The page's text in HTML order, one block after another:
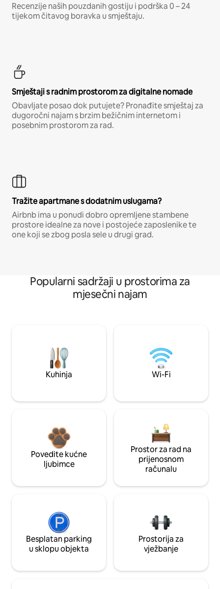
Recenzije naših pouzdanih gostiju i podrška 0 – 24
tijekom čitavog boravka u smještaju.
Smještaji s radnim prostorom za digitalne nomade
Obavljate posao dok putujete? Pronađite smještaj za
dugoročni najam s brzim bežičnim internetom i
posebnim prostorom za rad.
Tražite apartmane s dodatnim uslugama?
Airbnb ima u ponudi dobro opremljene stambene
prostore idealne za nove i postojeće zaposlenike te
one koji se zbog posla sele u drugi grad.
Popularni sadržaji u prostorima za
mjesečni najam
Kuhinja Wi-Fi
Povedite kućne
ljubimce
Prostor za rad na
prijenosnom
računalu
Besplatan parking
u sklopu objekta
Prostorija za
vježbanje